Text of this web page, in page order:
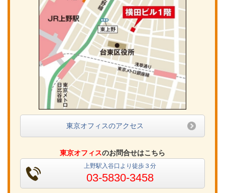
東京オフィスのアクセス
東京オフィスのお問合せはこちら
上野駅入谷口より徒歩３分
03-5830-3458